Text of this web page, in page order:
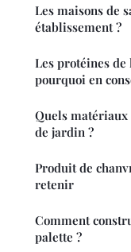
Les maisons de
établissement ?
Les protéines
pourquoi en
Quels
de jardin ?
Produit de
retenir
Comment
palette ?